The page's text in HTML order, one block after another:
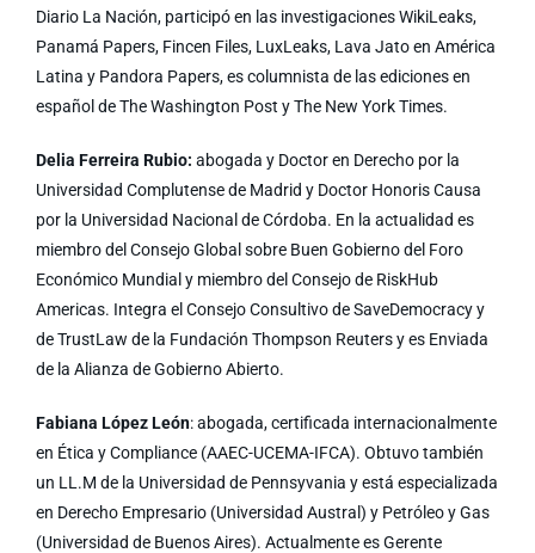
Diario La Nación, participó en las investigaciones WikiLeaks,
Panamá Papers, Fincen Files, LuxLeaks, Lava Jato en América
Latina y Pandora Papers, es columnista de las ediciones en
español de The Washington Post y The New York Times.
Delia Ferreira Rubio: abogada y Doctor en Derecho por la
Universidad Complutense de Madrid y Doctor Honoris Causa
por la Universidad Nacional de Córdoba. En la actualidad es
miembro del Consejo Global sobre Buen Gobierno del Foro
Económico Mundial y miembro del Consejo de RiskHub
Americas. Integra el Consejo Consultivo de SaveDemocracy y
de TrustLaw de la Fundación Thompson Reuters y es Enviada
de la Alianza de Gobierno Abierto.
Fabiana López León: abogada, certificada internacionalmente
en Ética y Compliance (AAEC-UCEMA-IFCA). Obtuvo también
un LL.M de la Universidad de Pennsyvania y está especializada
en Derecho Empresario (Universidad Austral) y Petróleo y Gas
(Universidad de Buenos Aires). Actualmente es Gerente